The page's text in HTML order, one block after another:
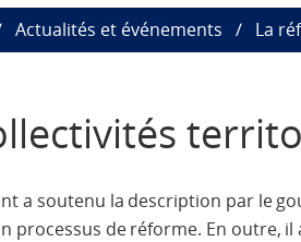
Actualités et événements La
a soutenu la description par le
processus de réforme. En outre,